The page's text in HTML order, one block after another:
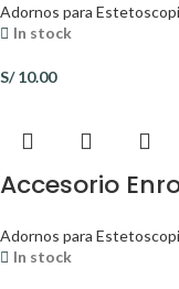
Adornos para
In stock
S/10.00
Accesorio
Adornos para
In stock